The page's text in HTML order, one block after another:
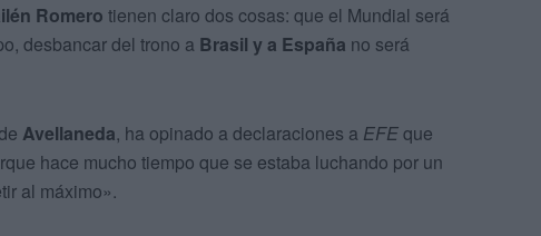
Romero tienen claro dos cosas: que el Mundial será
desbancar del trono a Brasil y a España no será
Avellaneda, ha opinado a declaraciones a EFEque
hace mucho tiempo que se estaba luchando por un
al máximo».